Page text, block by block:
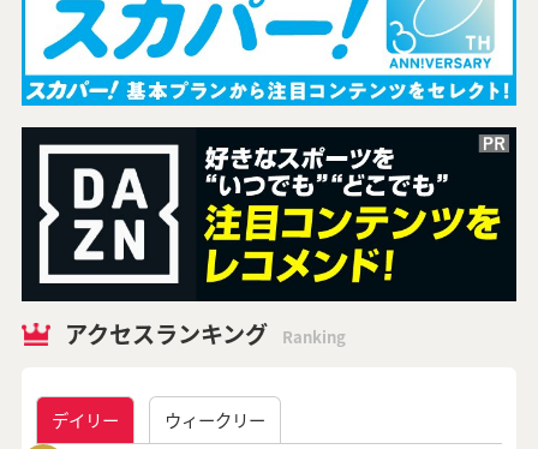
アクセスランキング Ranking
デイリー ウィークリー